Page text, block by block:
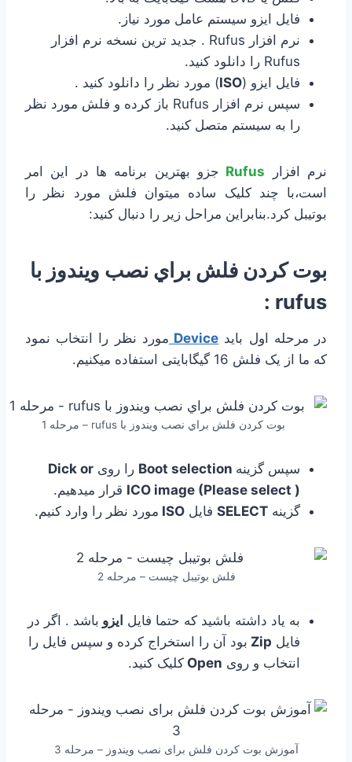
فایل ایزو سیستم عامل مورد نیاز.
نرم افزار Rufus . جدید ترین نسخه نرم افزار
Rufus را دانلود کنید.
فایل ایزو (ISO) مورد نظر را دانلود کنید .
سپس نرم افزار Rufus باز کرده و فلش مورد نظر
را به سیستم متصل کنید.
نرم افزار Rufus جزو بهترین برنامه ها در این امر
است،با چند کلیک ساده میتوان فلش مورد نظر را
بوتیبل کرد.بنابراین مراحل زیر را دنبال کنید:
بوت كردن فلش براي نصب ويندوز با
rufus :
در مرحله اول باید Device مورد نظر را انتخاب نمود
که ما از یک فلش 16 گیگابایتی استفاده میکنیم.
بوت كردن فلش براي نصب ويندوز با rufus – مرحله 1
سپس گزینه را روی Dick or
ICO image (Please select ) قرار میدهیم.
گزینه SELECT فایل ISO مورد نظر را وارد کنیم.
فلش بوتیبل چیست – مرحله 2
به یاد داشته باشید که حتما فایل ایزو باشد . اگر در
فایل Zip بود آن را استخراج کرده و سپس فایل را
انتخاب و روی Open کلیک کنید.
آموزش بوت كردن فلش برای نصب ویندوز – مرحله 3